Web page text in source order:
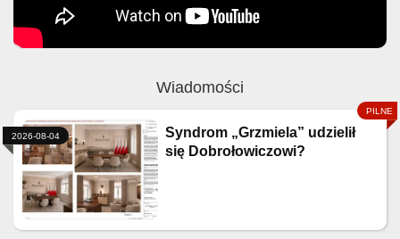
Wiadomości
Syndrom „Grzmiela” udzielił
się Dobrołowiczowi?
2026-08-04